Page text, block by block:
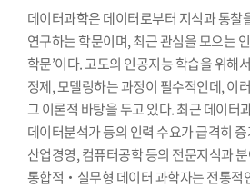
데이터과학은 데이터로부터 지식과 통찰
연구하는 학문이며, 최근 관심을 모으는
학문’이다. 고도의 인공지능 학습을 위해
정제, 모델링하는 과정이 필수적인데, 이
그 이론적 바탕을 두고 있다. 최근 데이터
데이터분석가 등의 인력 수요가 급격히
산업경영, 컴퓨터공학 등의 전문지식과
통합적‧실무형 데이터 과학자는 전통